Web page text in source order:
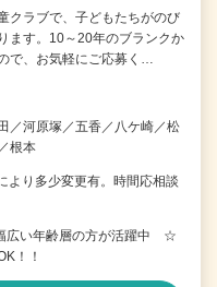
クラブで、子どもたちがのび
ます。10～20年のブランクか
で、お気軽にご応募く…
／河原塚／五香／八ケ崎／松
根本
り多少変更有。時間応相談
広い年齢層の方が活躍中 ☆
！！